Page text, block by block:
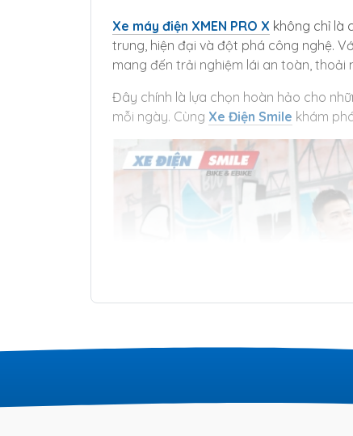
Xe máy điện XMEN PRO X không chỉ là
trung, hiện đại và đột phá công nghệ.
mang đến trải nghiệm lái an toàn, thoải
Đây chính là lựa chọn hoàn hảo cho
mỗi ngày. Cùng Xe Điện Smile khám